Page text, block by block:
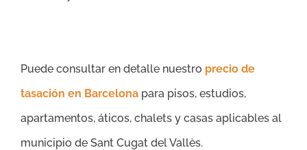
Puede consultar en detalle nuestro precio de
tasación en Barcelona para pisos, estudios,
apartamentos, áticos, chalets y casas aplicables al
municipio de Sant Cugat del Vallès.